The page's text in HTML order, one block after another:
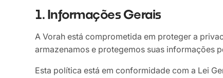
1. Informações Gerais
A Vorah está comprometida em proteger a
armazenamos e protegemos suas informações
Esta política está em conformidade com a Lei